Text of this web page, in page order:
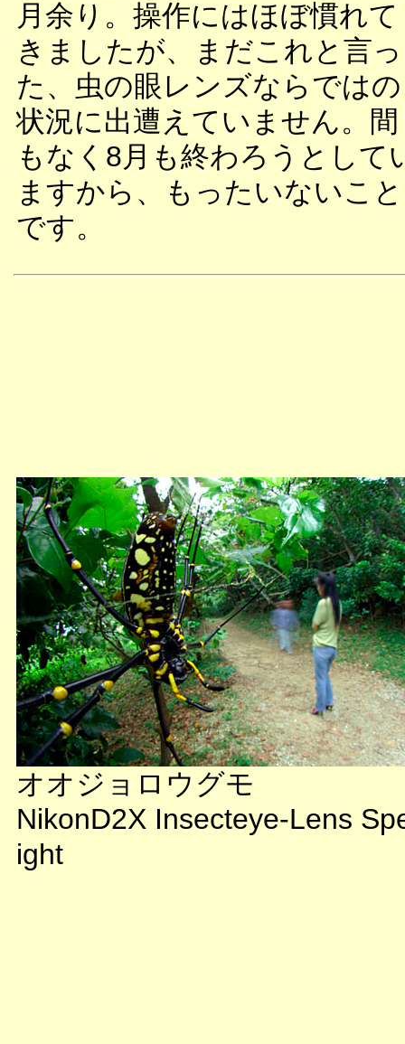
月余り。操作にはほぼ慣れて
きましたが、まだこれと言っ
た、虫の眼レンズならではの
状況に出遭えていません。間
もなく8月も終わろうとして
ますから、もったいないこと
です。
オオジョロウグモ
NikonD2X Insecteye-Lens
ight